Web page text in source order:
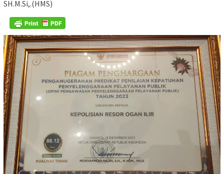
SH.M.Si,.(HMS)